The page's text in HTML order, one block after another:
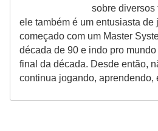
sobre diversos
ele também é um entusiasta de
começado com um Master
década de 90 e indo pro
final da década. Desde então,
continua jogando, aprendendo,